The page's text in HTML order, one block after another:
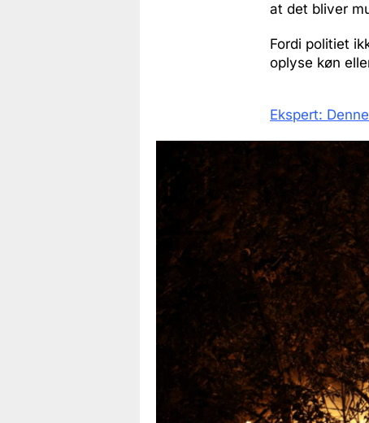
at det bliver
Fordi politiet
oplyse køn
Ekspert: